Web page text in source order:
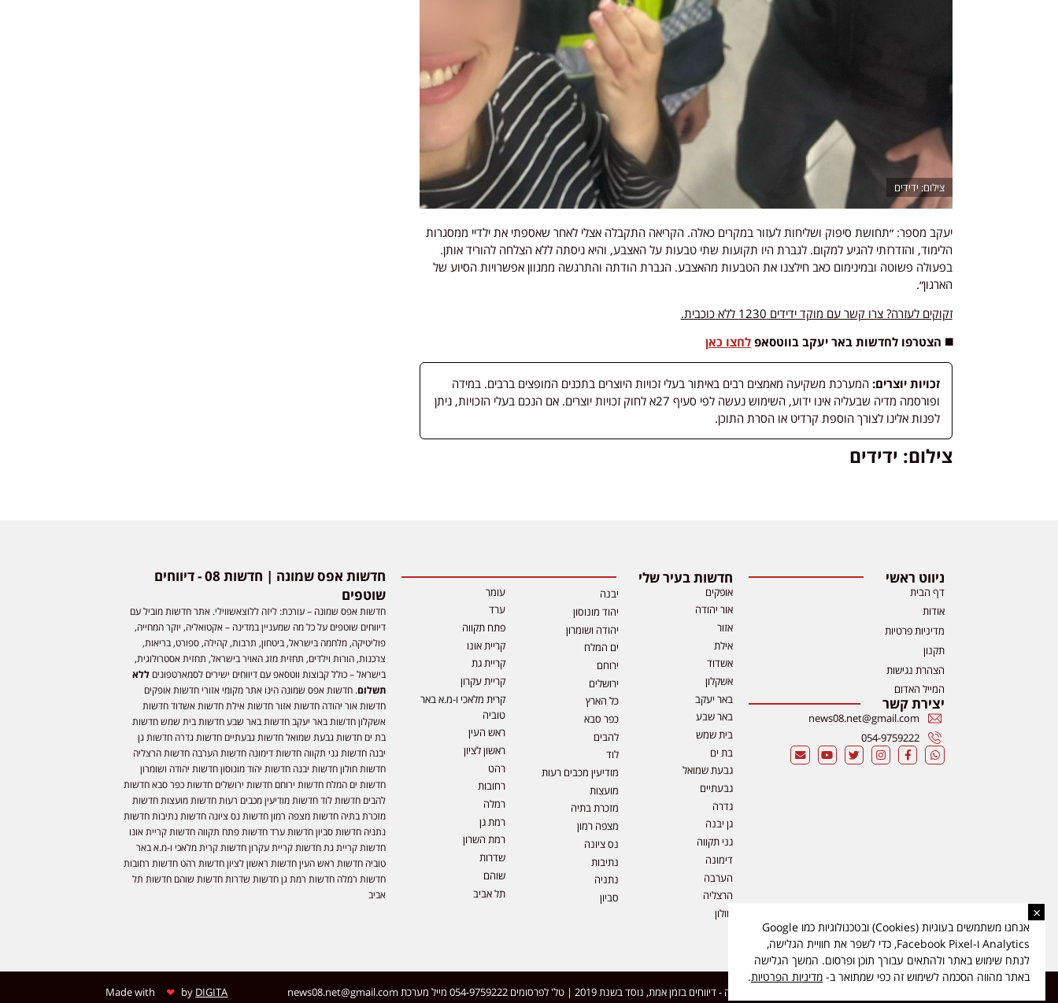
ידידים
יעקב מספר: ״תחושת סיפוק ושליחות לעזור במקרים כאלה. הקריאה התקבלה אצלי לאחר שאספתי את ילדיי ממסגרות
הלימוד, והזדרזתי להגיע למקום. לגברת היו תקועות שתי טבעות על האצבע, והיא ניסתה ללא הצלחה להוריד אותן.
בפעולה פשוטה ובמינימום כאב חילצנו את הטבעות מהאצבע. הגברת הודתה והתרגשה ממגוון אפשרויות הסיוע של
הארגון״.
זקוקים לעזרה? צרו קשר עם מוקד ידידים 1230 ללא כוכבית.
◼️ הצטרפו לחדשות באר יעקב בווטסאפלחצו כאן
זכויות יוצרים: המערכת משקיעה מאמצים רבים באיתור בעלי זכויות היוצרים בתכנים המופצים ברבים. במידה
ופורסמה מדיה שבעליה אינו ידוע, השימוש נעשה לפי סעיף 27א לחוק זכויות יוצרים. אם הנכם בעלי הזכויות, ניתן
לפנות אלינו לצורך הוספת קרדיט או הסרת התוכן.
צילום: ידידים
ניווט ראשי
דף הבית
אודות
מדיניות פרטיות
תקנון
הצהרת נגישות
המייל האדום
יצירת קשר
news08.net@gmail.com
054-9759222
חדשות בעיר שלי
אופקים
אור יהודה
אזור
אילת
אשדוד
אשקלון
באר יעקב
באר שבע
בית שמש
בת ים
גבעת שמואל
גבעתיים
גדרה
גן יבנה
גני תקווה
דימונה
הערבה
הרצליה
חולון
יבנה
יהוד מונוסון
יהודה ושומרון
ים המלח
ירוחם
ירושלים
כל הארץ
כפר סבא
להבים
לוד
מודיעין מכבים רעות
מועצות
מזכרת בתיה
מצפה רמון
נס ציונה
נתיבות
נתניה
סביון
עומר
ערד
פתח תקווה
קריית אונו
קריית גת
קריית עקרון
קרית מלאכי ו-מ.א באר
טוביה
ראש העין
ראשון לציון
רהט
רחובות
רמלה
רמת גן
רמת השרון
שדרות
שוהם
תל אביב
חדשות אפס שמונה | חדשות 08 - דיווחים
שוטפים
חדשות אפס שמונה – עורכת: ליזה ללוצאשווילי. אתר חדשות מוביל עם
דיווחים שוטפים על כל מה שמעניין במדינה – אקטואליה, יוקר המחייה,
פוליטיקה, מלחמה בישראל, ביטחון, תרבות, קהילה, ספורט, בריאות,
צרכנות, הורות וילדים, תחזית מזג האויר בישראל, תחזית אסטרולוגית,
בישראל – כולל קבוצות ווטסאפ עם דיווחים ישירים לסמארטפוניםללא
תשלום. חדשות אפס שמונה הינו אתר מקומי אזורי חדשות אופקים
חדשות אור יהודה חדשות אזור חדשות אילת חדשות אשדוד חדשות
אשקלון חדשות באר יעקב חדשות באר שבע חדשות בית שמש חדשות
בת ים חדשות גבעת שמואל חדשות גבעתיים חדשות גדרה חדשות גן
יבנה חדשות גני תקווה חדשות דימונה חדשות הערבה חדשות הרצליה
חדשות חולון חדשות יבנה חדשות יהוד מונוסון חדשות יהודה ושומרון
חדשות ים המלח חדשות ירוחם חדשות ירושלים חדשות כפר סבא חדשות
להבים חדשות לוד חדשות מודיעין מכבים רעות חדשות מועצות חדשות
מזכרת בתיה חדשות מצפה רמון חדשות נס ציונה חדשות נתיבות חדשות
נתניה חדשות סביון חדשות ערד חדשות פתח תקווה חדשות קריית אונו
חדשות קריית גת חדשות קריית עקרון חדשות קרית מלאכי ו-מ.א באר
טוביה חדשות ראש העין חדשות ראשון לציון חדשות רהט חדשות רחובות
חדשות רמלה חדשות רמת גן חדשות שדרות חדשות שוהם חדשות תל
אביב
כל הזכויות שמורות ל-ליזה ללוצאשווילי - חדשות אפס שמונה - דיווחים בזמן אמת, נוסד בשנת 2019 | טל' לפרסומים 054-9759222 מייל מערכת news08.net@gmail.com
Made with ❤ by DIGITA
×
אנחנו משתמשים בעוגיות (Cookies) ובטכנולוגיות כמו Google
Analytics ו-Facebook Pixel, כדי לשפר את חוויית הגלישה,
לנתח שימוש באתר ולהתאים עבורך תוכן ופרסום. המשך הגלישה
באתר מהווה הסכמה לשימוש זה כפי שמתואר ב- מדיניות הפרטיות.